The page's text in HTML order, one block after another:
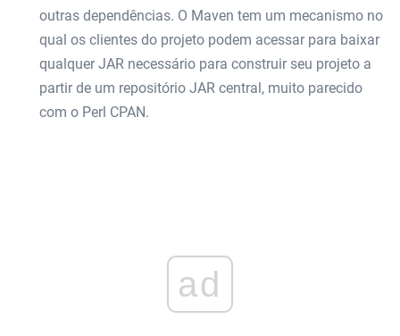
outras dependências. O Maven tem um mecanismo no
qual os clientes do projeto podem acessar para baixar
qualquer JAR necessário para construir seu projeto a
partir de um repositório JAR central, muito parecido
com o Perl CPAN.
ad